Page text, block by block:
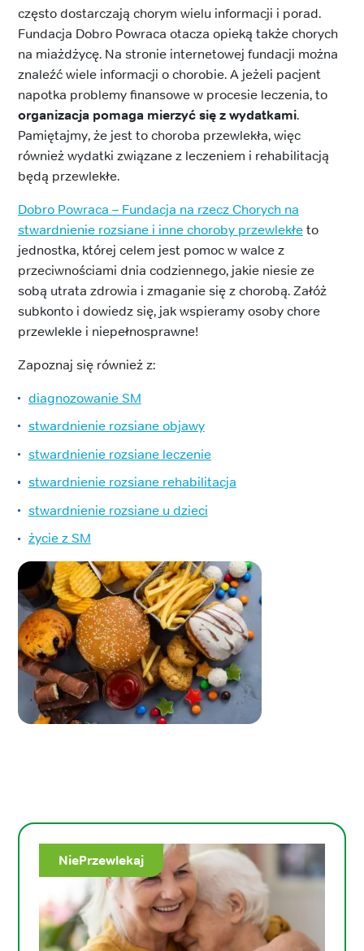
często dostarczają chorym wielu informacji i porad.
Fundacja Dobro Powraca otacza opieką także chorych
na miażdżycę. Na stronie internetowej fundacji można
znaleźć wiele informacji o chorobie. A jeżeli pacjent
napotka problemy finansowe w procesie leczenia, to
organizacja pomaga mierzyć się z wydatkami.
Pamiętajmy, że jest to choroba przewlekła, więc
również wydatki związane z leczeniem i rehabilitacją
będą przewlekłe.
Dobro Powraca – Fundacja na rzecz Chorych na
stwardnienie rozsiane i inne choroby przewlekłeto
jednostka, której celem jest pomoc w walce z
przeciwnościami dnia codziennego, jakie niesie ze
sobą utrata zdrowia i zmaganie się z chorobą. Załóż
subkonto i dowiedz się, jak wspieramy osoby chore
przewlekle i niepełnosprawne!
Zapoznaj się również z:
diagnozowanie SM
stwardnienie rozsiane objawy
stwardnienie rozsiane leczenie
stwardnienie rozsiane rehabilitacja
stwardnienie rozsiane u dzieci
życie z SM
NiePrzewlekaj